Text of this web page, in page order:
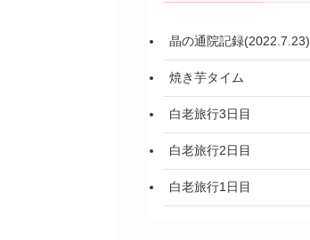
晶の通院記録(2022.7.23)
焼き芋タイム
白老旅行3日目
白老旅行2日目
白老旅行1日目